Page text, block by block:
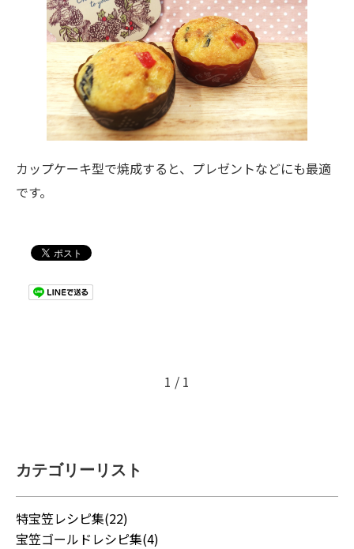
カップケーキ型で焼成すると、プレゼントなどにも最適
です。
1 / 1
カテゴリーリスト
特宝笠レシピ集(22)
宝笠ゴールドレシピ集(4)